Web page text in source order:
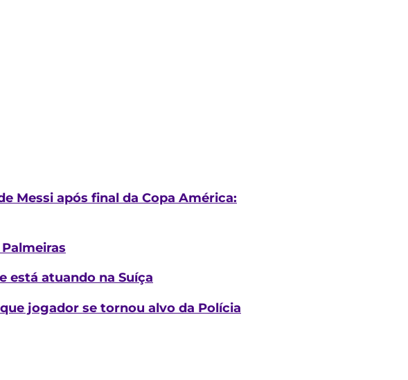
Messi após final da Copa América:
está atuando na Suíça
jogador se tornou alvo da Polícia